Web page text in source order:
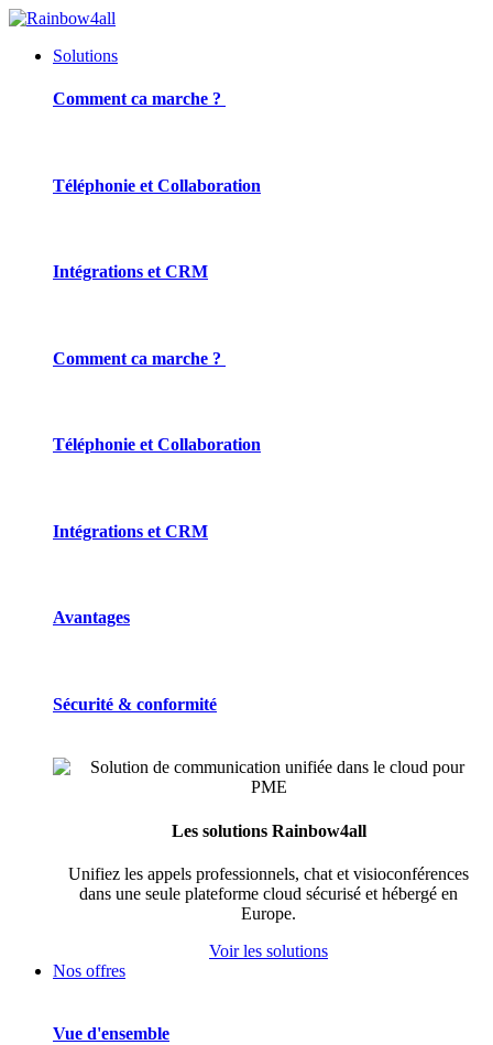
Solutions
Comment ca marche ?
Téléphonie et Collaboration
Intégrations et CRM
Comment ca marche ?
Téléphonie et Collaboration
Intégrations et CRM
Avantages
Sécurité & conformité
Les solutions Rainbow4all
Unifiez les appels professionnels, chat et visioconférences
dans une seule plateforme cloud sécurisé et hébergé en
Europe.
Voir les solutions
Nos offres
Vue d'ensemble